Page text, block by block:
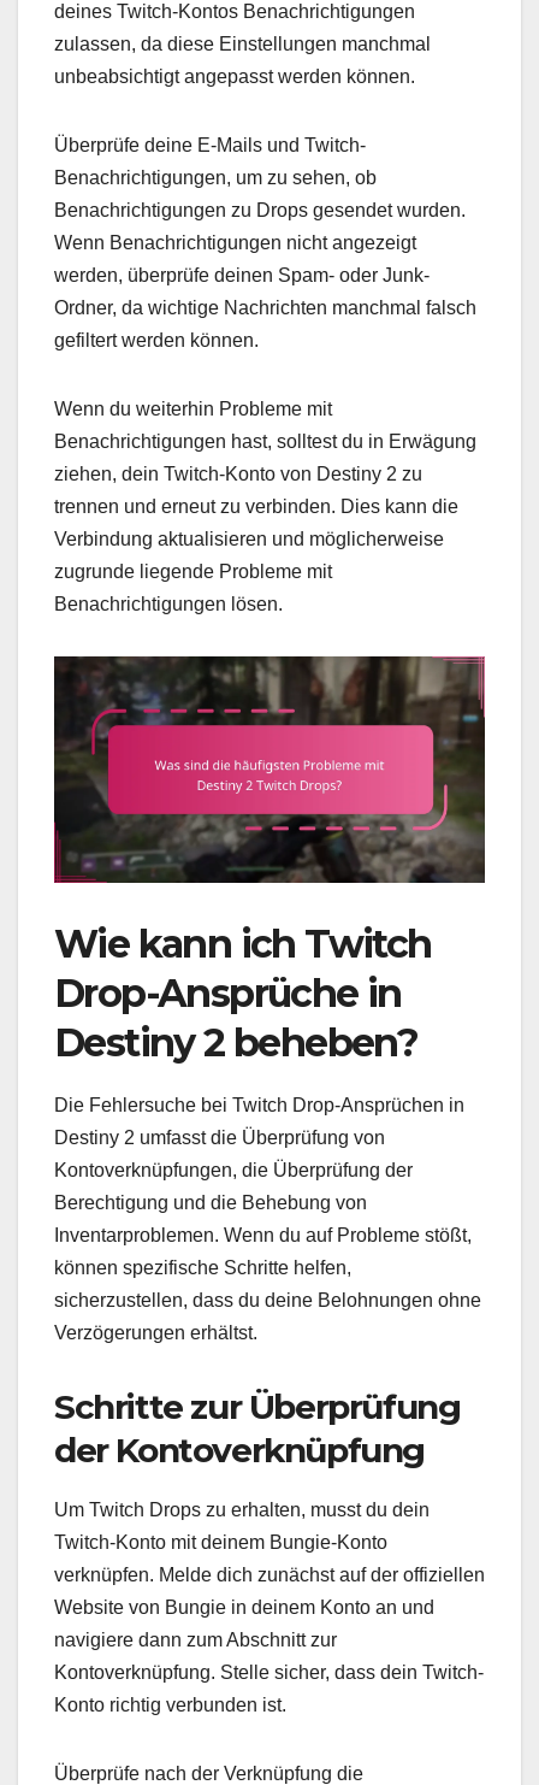
deines Twitch-Kontos Benachrichtigungen
zulassen, da diese Einstellungen manchmal
unbeabsichtigt angepasst werden können.
Überprüfe deine E-Mails und Twitch-
Benachrichtigungen, um zu sehen, ob
Benachrichtigungen zu Drops gesendet wurden.
Wenn Benachrichtigungen nicht angezeigt
werden, überprüfe deinen Spam- oder Junk-
Ordner, da wichtige Nachrichten manchmal falsch
gefiltert werden können.
Wenn du weiterhin Probleme mit
Benachrichtigungen hast, solltest du in Erwägung
ziehen, dein Twitch-Konto von Destiny 2 zu
trennen und erneut zu verbinden. Dies kann die
Verbindung aktualisieren und möglicherweise
zugrunde liegende Probleme mit
Benachrichtigungen lösen.
Wie kann ich Twitch
Drop-Ansprüche in
Destiny 2 beheben?
Die Fehlersuche bei Twitch Drop-Ansprüchen in
Destiny 2 umfasst die Überprüfung von
Kontoverknüpfungen, die Überprüfung der
Berechtigung und die Behebung von
Inventarproblemen. Wenn du auf Probleme stößt,
können spezifische Schritte helfen,
sicherzustellen, dass du deine Belohnungen ohne
Verzögerungen erhältst.
Schritte zur Überprüfung
der Kontoverknüpfung
Um Twitch Drops zu erhalten, musst du dein
Twitch-Konto mit deinem Bungie-Konto
verknüpfen. Melde dich zunächst auf der offiziellen
Website von Bungie in deinem Konto an und
navigiere dann zum Abschnitt zur
Kontoverknüpfung. Stelle sicher, dass dein Twitch-
Konto richtig verbunden ist.
Überprüfe nach der Verknüpfung die